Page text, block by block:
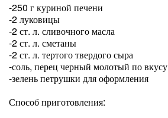
-250 г куриной печени
-2 луковицы
-2 ст. л. сливочного масла
-2 ст. л. сметаны
-2 ст. л. тертого твердого сыра
-соль, перец черный молотый по вкусу
-зелень петрушки для оформления
Способ приготовления: